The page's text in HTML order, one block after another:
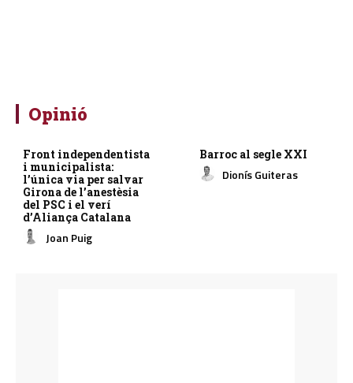
Opinió
Front independentista
i municipalista:
l’única via per salvar
Girona de l’anestèsia
del PSC i el verí
d’Aliança Catalana
Joan Puig
Barroc al segle XXI
Dionís Guiteras